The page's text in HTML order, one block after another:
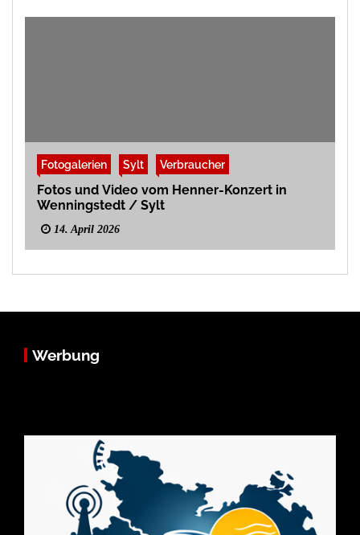
Fotogalerien Sylt Verbraucher
Fotos und Video vom Henner-Konzert in
Wenningstedt / Sylt
14. April 2026
Werbung